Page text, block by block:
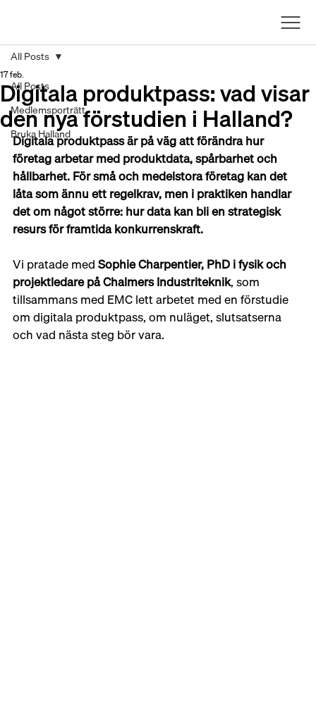
All Posts
Medlemsporträtt
Bruka Halland
All Posts
Digitala produktpass: vad visar
den nya förstudien i Halland?
17 feb.
Digitala produktpass är på väg att förändra hur
företag arbetar med produktdata, spårbarhet och
hållbarhet. För små och medelstora företag kan det
låta som ännu ett regelkrav, men i praktiken handlar
det om något större: hur data kan bli en strategisk
resurs för framtida konkurrenskraft.
Vi pratade med Sophie Charpentier, PhD i fysik och
projektledare på Chalmers Industriteknik, som
tillsammans med EMC lett arbetet med en förstudie
om digitala produktpass, om nuläget, slutsatserna
och vad nästa steg bör vara.